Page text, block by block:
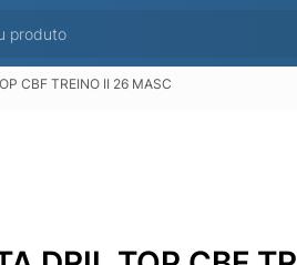
CBF TREINO II 26 MASC